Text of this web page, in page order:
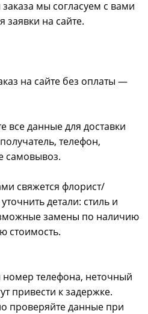
мы согласуем с вами
на сайте.
на сайте без оплаты —
все данные для доставки
телефон,
самовывоз.
свяжется флорист/
детали: стиль и
замены по наличию
стоимость.
телефона, неточный
привести к задержке.
проверяйте данные при